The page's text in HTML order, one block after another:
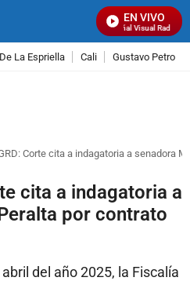
EN VIVO
Señal Visual Radio
La Espriella Cali Gustavo Petro
Corte cita a indagatoria a senadora
cita a indagatoria a
por contrato
del año 2025, la Fiscalía